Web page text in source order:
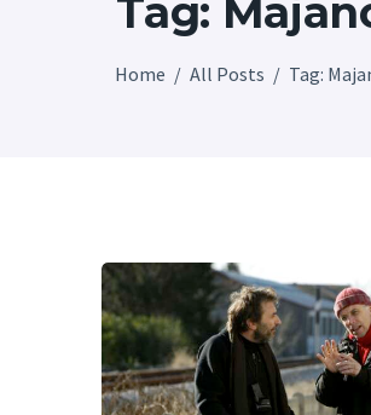
Tag:
Home All Posts Tag:
Special itineraries
English